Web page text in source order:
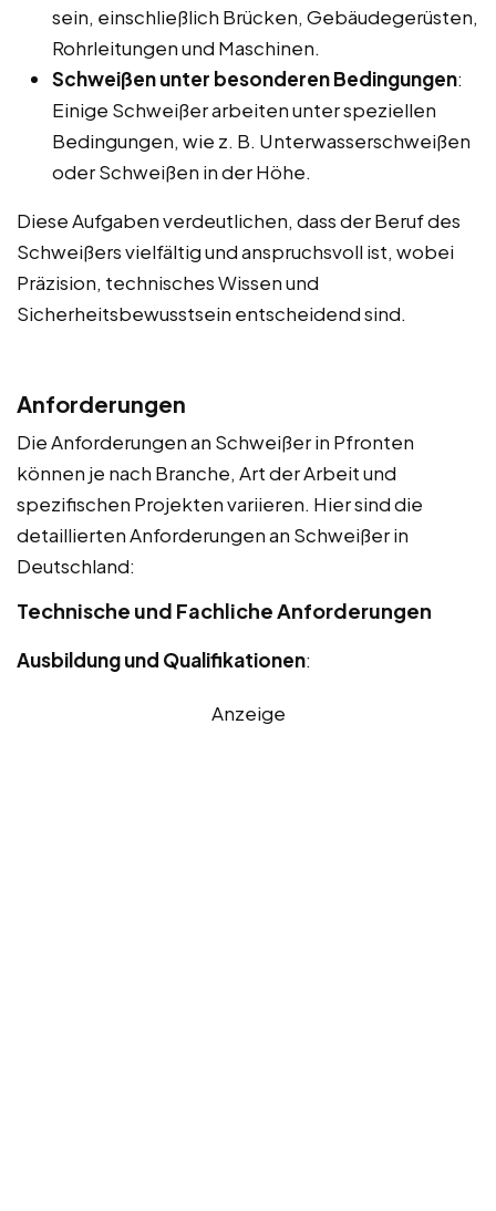
sein, einschließlich Brücken, Gebäudegerüsten,
Rohrleitungen und Maschinen.
Schweißen unter besonderen Bedingungen:
Einige Schweißer arbeiten unter speziellen
Bedingungen, wie z. B. Unterwasserschweißen
oder Schweißen in der Höhe.
Diese Aufgaben verdeutlichen, dass der Beruf des
Schweißers vielfältig und anspruchsvoll ist, wobei
Präzision, technisches Wissen und
Sicherheitsbewusstsein entscheidend sind.
Anforderungen
Die Anforderungen an Schweißer in Pfronten
können je nach Branche, Art der Arbeit und
spezifischen Projekten variieren. Hier sind die
detaillierten Anforderungen an Schweißer in
Deutschland:
Technische und Fachliche Anforderungen
Ausbildung und Qualifikationen:
Anzeige